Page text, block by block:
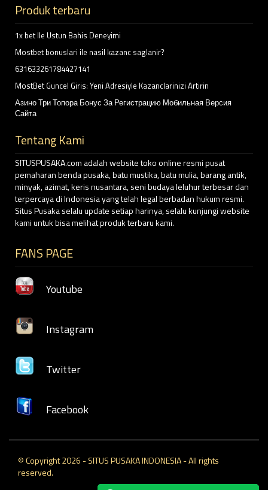
Produk terbaru
1x bet Ile Ustun Bahis Deneyimi
Mostbet bonuslari ile nasil kazanc saglanir?
631633261784427141
MostBet Guncel Giris: Yeni Adresiyle Kazanclarinizi Artirin
Азино Три Топора Бонус За Регистрацию Мобильная Версия
Сайта
Tentang Kami
SITUSPUSAKA.com adalah website toko online resmi pusat
pemaharan benda pusaka, batu mustika, batu mulia, barang antik,
minyak, azimat, keris nusantara, seni budaya leluhur terbesar dan
terpercaya di Indonesia yang telah legal berbadan hukum resmi.
Situs Pusaka selalu update setiap harinya, selalu kunjungi website
kami untuk bisa melihat produk terbaru kami.
FANS PAGE
Youtube
Instagram
Twitter
Facebook
© Copyright 2026 - SITUS PUSAKA INDONESIA - All rights
reserved.